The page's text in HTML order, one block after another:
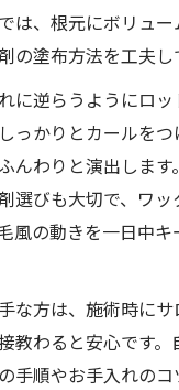
ズパーマが人気の
マならではの動きと
に決まる最新メンズ
ンズパーマの施術
できるメンズパー
におすすめのスタ
マを長持ちさせる
は、根元にボリュ
の塗布方法を工夫し
に逆らうようにロッ
っかりとカールを
んわりと演出します
選びも大切で、ワッ
風の動きを一日中キ
な方は、施術時に
教わると安心です
手順やお手入れの